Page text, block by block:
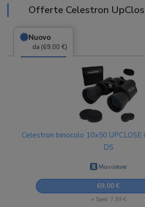
Offerte Celestron
Nuovo
da (69,00 €)
Celestron binocolo 10x50
DS
69,00 €
+ Sped. 7,99 €